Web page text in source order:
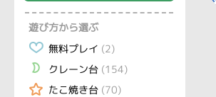
遊び方から選ぶ
無料プレイ (2)
クレーン台 (154)
たこ焼き台 (70)